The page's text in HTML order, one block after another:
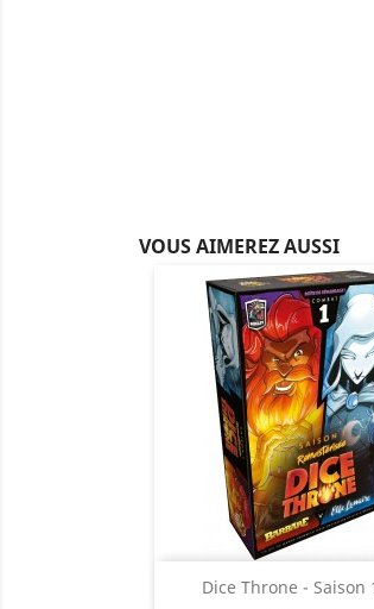
VOUS AIMEREZ AUSSI
Dice Throne - Saison
Aperçu